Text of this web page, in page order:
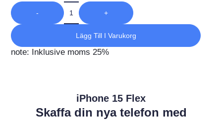
- +
Lägg Till I Varukorg
note: Inklusive moms 25%
iPhone 15 Flex
Skaffa din nya telefon med